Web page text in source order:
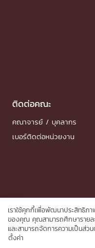
ติดต่อคณะ
คณาจารย์ / บุคลากร
เบอร์ติดต่อหน่วยงาน
© 2026 Faculty of
เราใช้คุกกี้เพื่อพัฒนาประสิทธิภ
ของคุณ คุณสามารถศึกษารายล
และสามารถจัดการความเป็นส่
ตั้งค่า